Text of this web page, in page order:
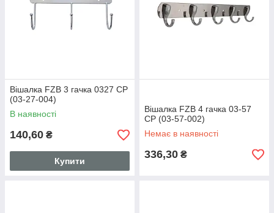
Вішалка FZB 3 гачка 0327 CP
(03-27-004)
В наявності
140,60 ₴
Купити
Вішалка FZB 4 гачка 03-57
CP (03-57-002)
Немає в наявності
336,30 ₴